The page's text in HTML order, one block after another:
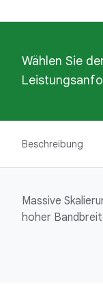
Wählen Sie
Beschreibung
Massive
hoher